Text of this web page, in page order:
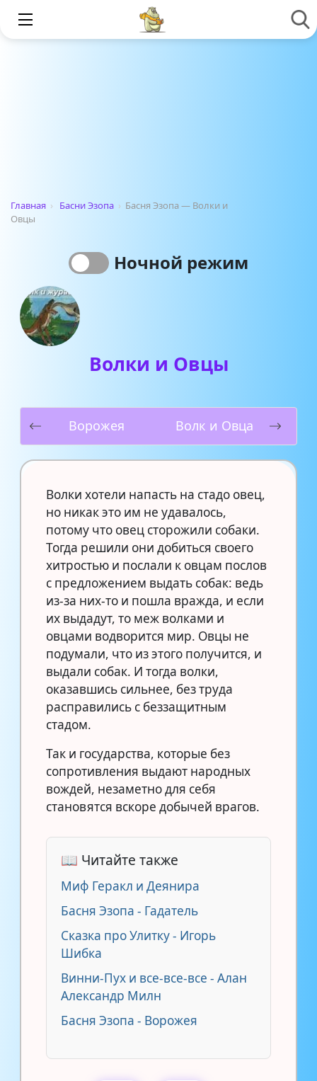
Главная › Басни Эзопа › Басня Эзопа — Волки и
Овцы
Ночной режим
Волки и Овцы
Ворожея Волк и Овца
Волки хотели напасть на стадо овец,
но никак это им не удавалось,
потому что овец сторожили собаки.
Тогда решили они добиться своего
хитростью и послали к овцам послов
с предложением выдать собак: ведь
из-за них-то и пошла вражда, и если
их выдадут, то меж волками и
овцами водворится мир. Овцы не
подумали, что из этого получится, и
выдали собак. И тогда волки,
оказавшись сильнее, без труда
расправились с беззащитным
стадом.
Так и государства, которые без
сопротивления выдают народных
вождей, незаметно для себя
становятся вскоре добычей врагов.
📖 Читайте также
Миф Геракл и Деянира
Басня Эзопа - Гадатель
Сказка про Улитку - Игорь
Шибка
Винни-Пух и все-все-все - Алан
Александр Милн
Басня Эзопа - Ворожея